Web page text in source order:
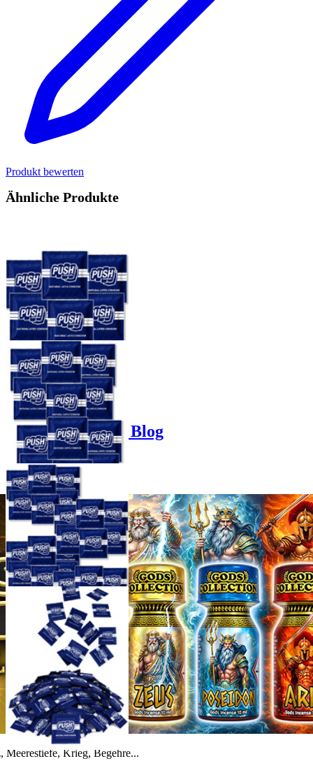
Produkt bewerten
Ähnliche Produkte
Product options
Poppers-Shop.de Blog
Meerestiefe, Krieg, Begehre...